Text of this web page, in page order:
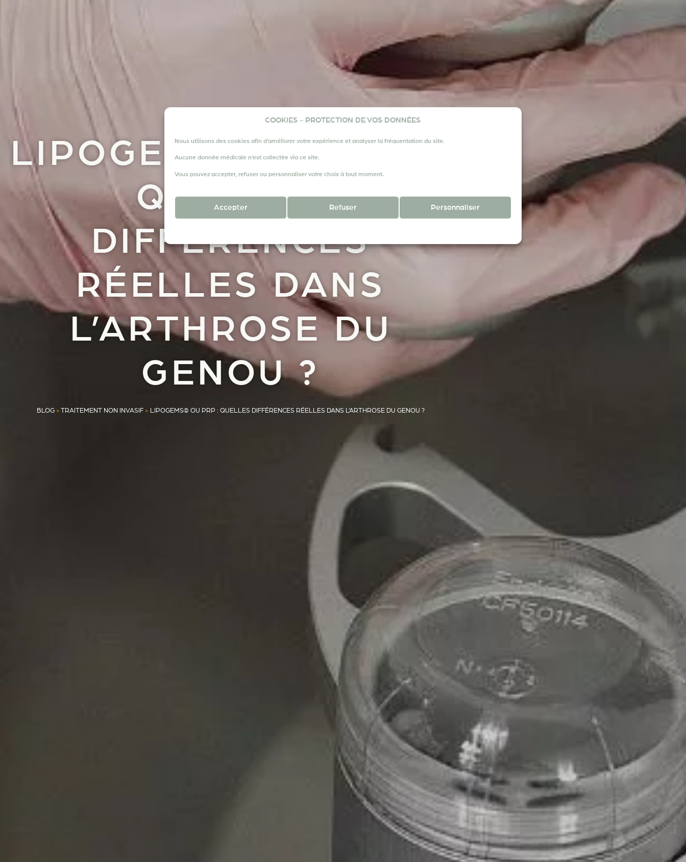
COOKIES - PROTECTION DE VOS DONNÉES
Nous utilisons des cookies afin d’améliorer votre expérience et analyser la fréquentation du site.
Aucune donnée médicale n’est collectée via ce site.
Vous pouvez accepter, refuser ou personnaliser votre choix à tout moment.
Accepter Refuser Personnaliser
LIPOGEMS® OU PRP :
QUELLES
DIFFÉRENCES
RÉELLES DANS
L’ARTHROSE DU
GENOU ?
BLOG >TRAITEMENT NON INVASIF > LIPOGEMS® OU PRP : QUELLES DIFFÉRENCES RÉELLES DANS L’ARTHROSE DU GENOU ?